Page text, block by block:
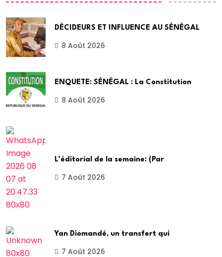
DÉCIDEURS ET INFLUENCE AU SÉNÉGAL
8 Août 2026
ENQUETE: SÉNÉGAL : La Constitution
8 Août 2026
L’éditorial de la semaine: (Par
7 Août 2026
Yan Diomandé, un transfert qui
7 Août 2026